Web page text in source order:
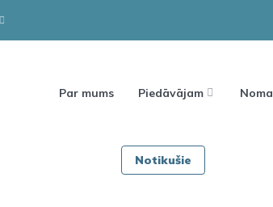
Par mums Piedāvājam Noma
Notikušie